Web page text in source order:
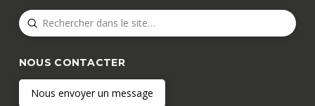
Search
Submit
NOUS CONTACTER
Nous envoyer un message